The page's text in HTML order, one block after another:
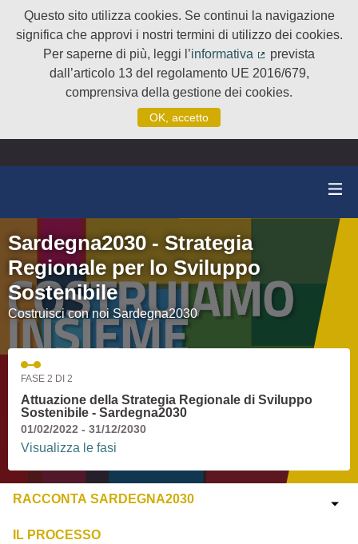
Questo sito utilizza cookies. Se continui la navigazione
significa che approvi i nostri termini di utilizzo dei cookies.
Per saperne di più, leggi l’informativa
(Collegamento
prevista
dall’articolo 13 del regolamento UE 2016/679,
comprensiva della gestione dei cookies.
OK, accetto
Sardegna2030 - Strategia
Regionale per lo Sviluppo
Sostenibile
Costruisci con noi Sardegna2030
FASE 2 DI 2
Attuazione della Strategia Regionale di Sviluppo
Sostenibile - Sardegna2030
01/02/2022 - 31/12/2030
Visualizza le fasi
RACCONTA SARDEGNA2030
IL PROCESSO